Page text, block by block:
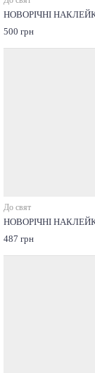
НОВОРІЧНІ
500 грн
До свят
НОВОРІЧНІ
487 грн